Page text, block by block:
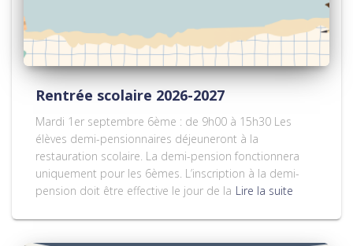
Rentrée scolaire 2026-2027
Mardi 1er septembre 6ème : de 9h00 à 15h30 Les
élèves demi-pensionnaires déjeuneront à la
restauration scolaire. La demi-pension fonctionnera
uniquement pour les 6èmes. L’inscription à la demi-
pension doit être effective le jour de la Lire la suite